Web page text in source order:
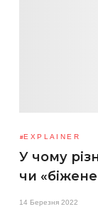
EXPLAINER
У чому
чи
14 Березня 2022